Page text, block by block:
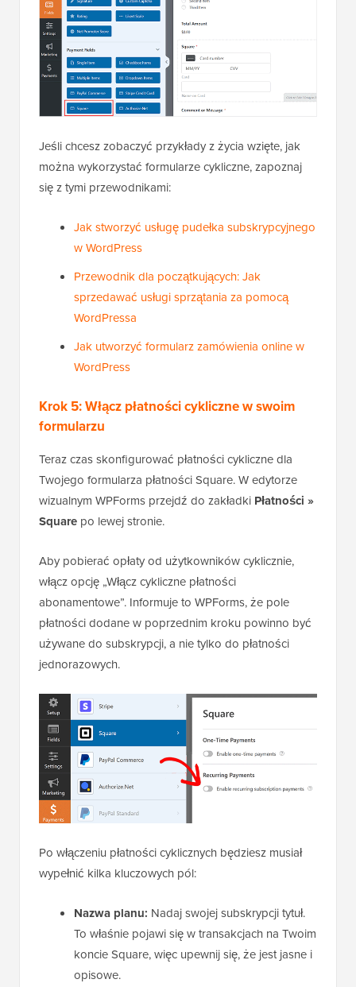
Jeśli chcesz zobaczyć przykłady z życia wzięte, jak
można wykorzystać formularze cykliczne, zapoznaj
się z tymi przewodnikami:
Jak stworzyć usługę pudełka subskrypcyjnego
w WordPress
Przewodnik dla początkujących: Jak
sprzedawać usługi sprzątania za pomocą
WordPressa
Jak utworzyć formularz zamówienia online w
WordPress
Krok 5: Włącz płatności cykliczne w swoim
formularzu
Teraz czas skonfigurować płatności cykliczne dla
Twojego formularza płatności Square. W edytorze
wizualnym WPForms przejdź do zakładki Płatności »
Square po lewej stronie.
Aby pobierać opłaty od użytkowników cyklicznie,
włącz opcję „Włącz cykliczne płatności
abonamentowe”. Informuje to WPForms, że pole
płatności dodane w poprzednim kroku powinno być
używane do subskrypcji, a nie tylko do płatności
jednorazowych.
Po włączeniu płatności cyklicznych będziesz musiał
wypełnić kilka kluczowych pól:
Nazwa planu: Nadaj swojej subskrypcji tytuł.
To właśnie pojawi się w transakcjach na Twoim
koncie Square, więc upewnij się, że jest jasne i
opisowe.